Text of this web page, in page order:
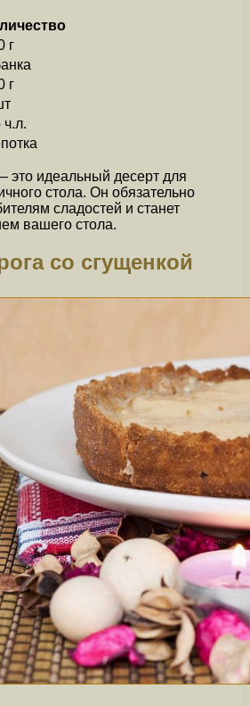
г
г
ч.л.
это идеальный десерт для
стола. Он обязательно
сладостей и станет
вашего стола.
со сгущенкой